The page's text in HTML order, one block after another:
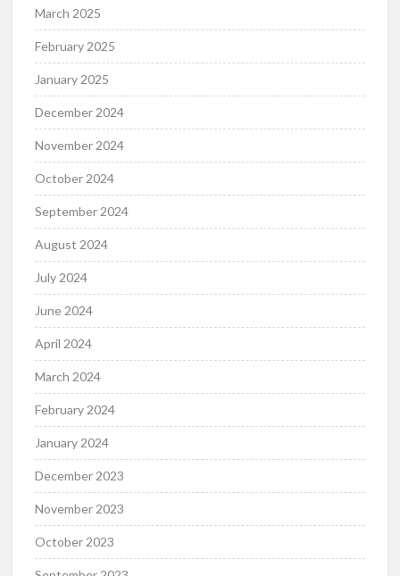
March 2025
February 2025
January 2025
December 2024
November 2024
October 2024
September 2024
August 2024
July 2024
June 2024
April 2024
March 2024
February 2024
January 2024
December 2023
November 2023
October 2023